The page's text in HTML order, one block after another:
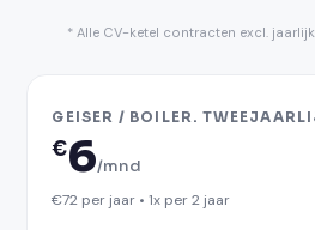
* Alle CV-ketel contracten excl.
GEISER / BOILER.
€6/mnd
€72 per jaar • 1x per 2 jaar